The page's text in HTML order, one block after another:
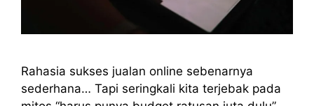
Rahasia sukses jualan online sebenarnya
sederhana… Tapi seringkali kita terjebak pada